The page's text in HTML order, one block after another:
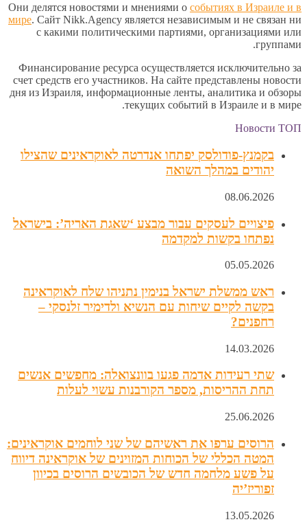
Они делятся новостями и мнениями о событиях в Израиле и в
мире. Сайт Nikk.Agency является независимым и не связан ни
с какими политическими партиями, организациями или
группами.
Финансирование ресурса осуществляется исключительно за
счет средств его участников. На сайте представлены новости
дня из Израиля, информационные ленты, аналитика и обзоры
текущих событий в Израиле и в мире.
Новости ТОП
בקמנץ-פודולסק יפתחו אנדרטה לאוקראינים שהצילו
יהודים במהלך השואה
08.06.2026
פיצויים לעסקים עבור מבצע ‘שאגת האריה’: בישראל
נפתחו בקשות למקדמה
05.05.2026
ראש ממשלת ישראל בנימין נתניהו שלח לאוקראינה
בקשה לקיים שיחות עם הנשיא ולדימיר זלנסקי –
רחפנים?
14.03.2026
שתי רעידות אדמה פגעו בוונצואלה: מחפשים אנשים
תחת ההריסות, מספר הקורבנות עשוי לעלות
25.06.2026
הרוסים ערפו את ראשיהם של שני לוחמים אוקראינים:
המטה הכללי של הכוחות המזוינים של אוקראינה דיווח
על פשע מלחמה חדש של הכובשים הרוסים בכיוון
זפוריז’יה
13.05.2026